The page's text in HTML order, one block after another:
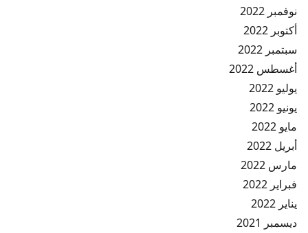
نوفمبر 2022
أكتوبر 2022
سبتمبر 2022
أغسطس 2022
يوليو 2022
يونيو 2022
مايو 2022
أبريل 2022
مارس 2022
فبراير 2022
يناير 2022
ديسمبر 2021